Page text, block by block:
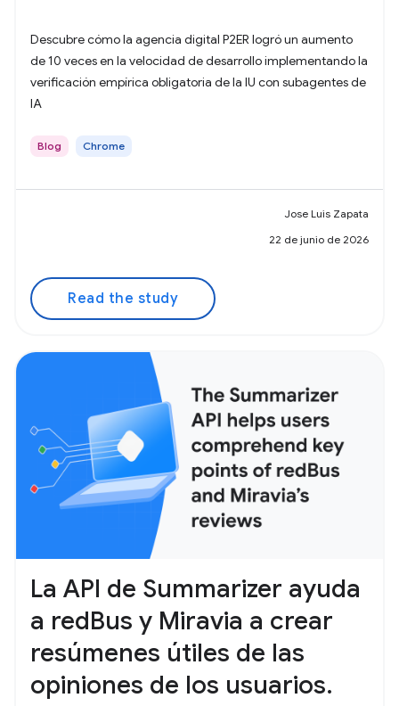
Descubre cómo la agencia digital P2ER logró un aumento
de 10 veces en la velocidad de desarrollo implementando la
verificación empírica obligatoria de la IU con subagentes de
IA
Blog Chrome
Jose Luis Zapata
22 de junio de 2026
Read the study
La API de Summarizer ayuda
a redBus y Miravia a crear
resúmenes útiles de las
opiniones de los usuarios.